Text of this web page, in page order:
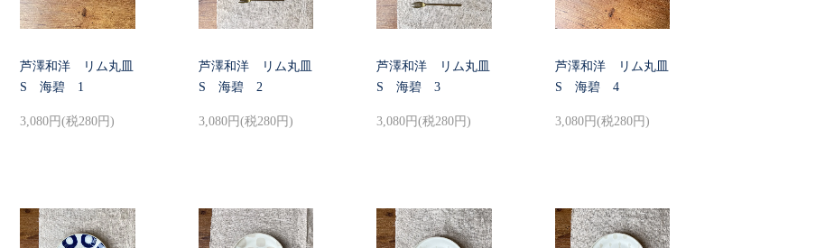
芦澤和洋 リム丸皿
S 海碧 1
3,080円(税280円)
芦澤和洋 リム丸皿
S 海碧 2
3,080円(税280円)
芦澤和洋 リム丸皿
S 海碧 3
3,080円(税280円)
芦澤和洋 リム丸皿
S 海碧 4
3,080円(税280円)